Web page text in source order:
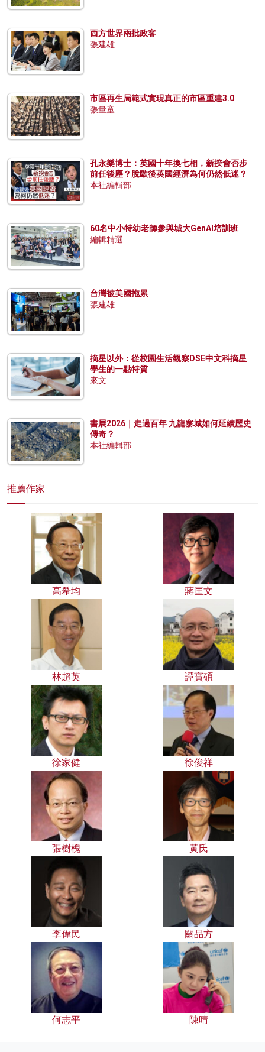
西方世界兩批政客
張建雄
市區再生局範式實現真正的市區重建3.0
張量童
孔永樂博士：英國十年換七相，新揆會否步
前任後塵？脫歐後英國經濟為何仍然低迷？
本社編輯部
60名中小特幼老師參與城大GenAI培訓班
編輯精選
台灣被美國拖累
張建雄
摘星以外：從校園生活觀察DSE中文科摘星
學生的一點特質
來文
書展2026｜走過百年 九龍寨城如何延續歷史
傳奇？
本社編輯部
推薦作家
高希均 蔣匡文
林超英 譚寶碩
徐家健 徐俊祥
張樹槐 黃氏
李偉民 關品方
何志平 陳晴